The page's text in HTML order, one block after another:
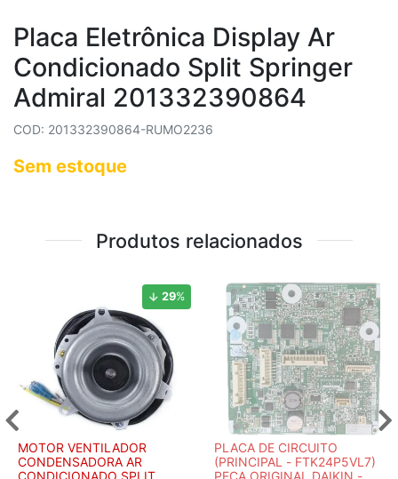
Placa Eletrônica Display Ar
Condicionado Split Springer
Admiral 201332390864
COD: 201332390864-RUMO2236
Sem estoque
Produtos relacionados
29%
MOTOR VENTILADOR
CONDENSADORA AR
CONDICIONADO SPLIT
PLACA DE CIRCUITO
(PRINCIPAL - FTK24P5VL7)
PEÇA ORIGINAL DAIKIN -